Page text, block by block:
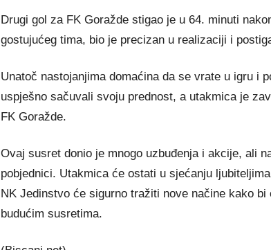
Drugi gol za FK Goražde stigao je u 64. minuti
gostujućeg tima, bio je precizan u realizaciji i
Unatoč nastojanjima domaćina da se vrate u igru i
uspješno sačuvali svoju prednost, a utakmica je
FK Goražde.
Ovaj susret donio je mnogo uzbuđenja i akcije, ali
pobjednici. Utakmica će ostati u sjećanju
NK Jedinstvo će sigurno tražiti nove načine kako
budućim susretima.